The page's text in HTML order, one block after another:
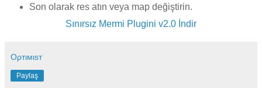
Son olarak res atın veya map değiştirin.
Sınırsız Mermi Plugini v2.0 İndir
Oρтιмιsт
Paylaş